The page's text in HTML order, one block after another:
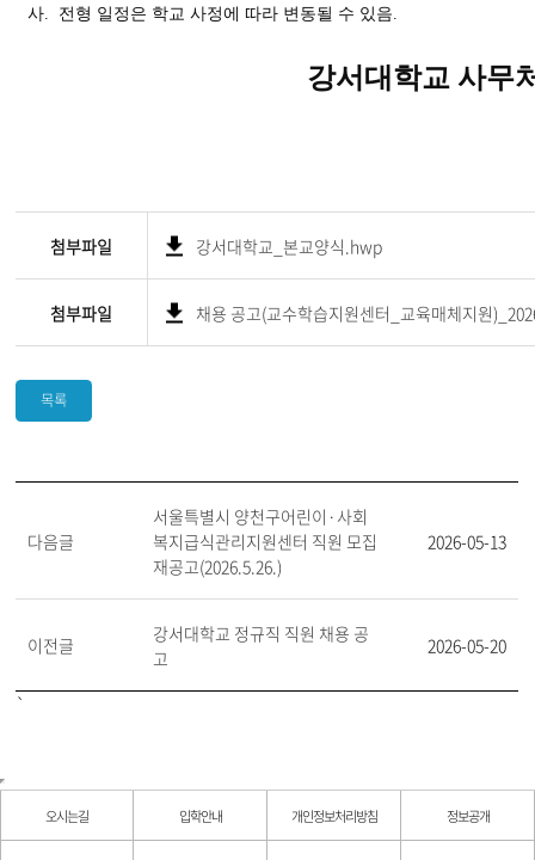
사. 전형 일정은 학교 사정에 따라 변동될 수 있음.
강서대학교 사무
첨부파일 강서대학교_본교양식.hwp
첨부파일 채용 공고(교수학습지원센터_교육매체지원
목록
다음글
서울특별시 양천구어린이·사회
복지급식관리지원센터 직원 모집
재공고(2026.5.26.)
2026-05-13
이전글
강서대학교 정규직 직원 채용 공
고
2026-05-20
`
오시는길 입학안내 개인정보처리방침 정보공개